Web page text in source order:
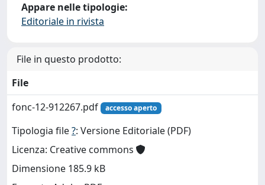
Appare nelle tipologie:
Editoriale in rivista
File in questo prodotto:
File
fonc-12-912267.pdf
accesso aperto
Tipologia file?: Versione Editoriale (PDF)
Licenza: Creative commons
Dimensione 185.9 kB